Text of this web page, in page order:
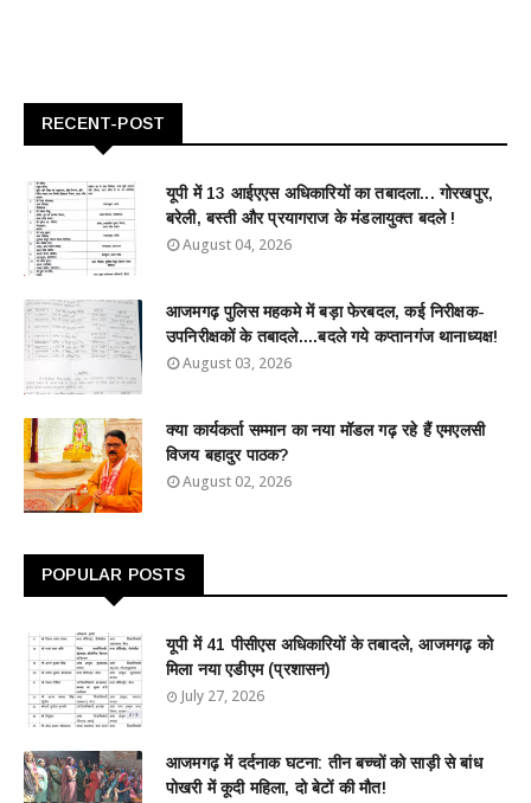
RECENT-POST
यूपी में 13 आईएएस अधिकारियों का तबादला... गोरखपुर,
बरेली, बस्ती और प्रयागराज के मंडलायुक्त बदले !
August 04, 2026
आजमगढ़ पुलिस महकमे में बड़ा फेरबदल, कई निरीक्षक-
उपनिरीक्षकों के तबादले....बदले गये कप्तानगंज थानाध्यक्ष!
August 03, 2026
क्या कार्यकर्ता सम्मान का नया मॉडल गढ़ रहे हैं एमएलसी
विजय बहादुर पाठक?
August 02, 2026
POPULAR POSTS
यूपी में 41 पीसीएस अधिकारियों के तबादले, आजमगढ़ को
मिला नया एडीएम (प्रशासन)
July 27, 2026
आजमगढ़ में दर्दनाक घटना: तीन बच्चों को साड़ी से बांध
पोखरी में कूदी महिला, दो बेटों की मौत!